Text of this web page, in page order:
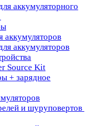
аккумуляторного
аккумуляторов
аккумуляторов
Source Kit
+ зарядное
и шуруповертов